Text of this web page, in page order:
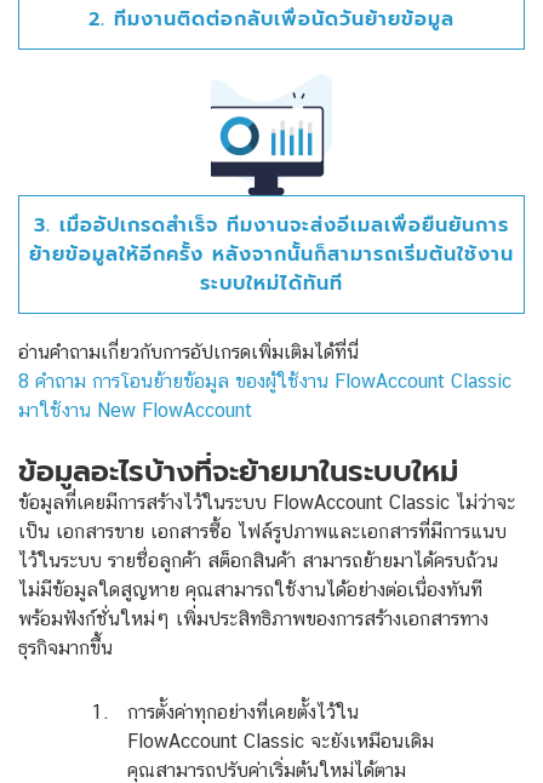
2. ทีมงานติดต่อกลับเพื่อนัดวันย้ายข้อมูล
3. เมื่ออัปเกรดสำเร็จ ทีมงานจะส่งอีเมลเพื่อยืนยันการ
ย้ายข้อมูลให้อีกครั้ง หลังจากนั้นก็สามารถเริ่มต้นใช้งาน
ระบบใหม่ได้ทันที
อ่านคำถามเกี่ยวกับการอัปเกรดเพิ่มเติมได้ที่นี่
8 คำถาม การโอนย้ายข้อมูล ของผู้ใช้งาน FlowAccount Classic
มาใช้งาน New FlowAccount
ข้อมูลอะไรบ้างที่จะย้ายมาในระบบใหม่
ข้อมูลที่เคยมีการสร้างไว้ในระบบ FlowAccount Classic ไม่ว่าจะ
เป็น เอกสารขาย เอกสารซื้อ ไฟล์รูปภาพและเอกสารที่มีการแนบ
ไว้ในระบบ รายชื่อลูกค้า สต็อกสินค้า สามารถย้ายมาได้ครบถ้วน
ไม่มีข้อมูลใดสูญหาย คุณสามารถใช้งานได้อย่างต่อเนื่องทันที
พร้อมฟังก์ชั่นใหม่ๆ เพิ่มประสิทธิภาพของการสร้างเอกสารทาง
ธุรกิจมากขึ้น
การตั้งค่าทุกอย่างที่เคยตั้งไว้ใน
FlowAccount Classic จะยังเหมือนเดิม
คุณสามารถปรับค่าเริ่มต้นใหม่ได้ตาม